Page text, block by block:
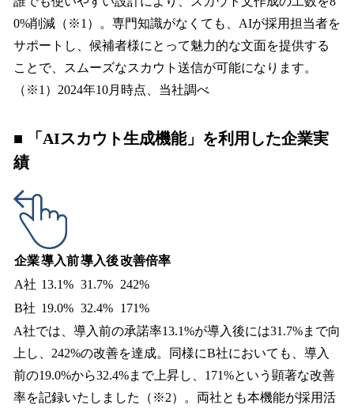
0%削減（※1）。専門知識がなくても、AIが採用担当者を
サポートし、候補者様にとって魅力的な文面を提供する
ことで、スムーズなスカウト送信が可能になります。
（※1）2024年10月時点、当社調べ
■ 「AIスカウト生成機能」を利用した企業実
績
企業導入前導入後改善倍率
A社 13.1% 31.7% 242%
B社 19.0% 32.4% 171%
A社では、導入前の承諾率13.1%が導入後には31.7%まで向
上し、242%の改善を達成。同様にB社においても、導入
前の19.0%から32.4%まで上昇し、171%という顕著な改善
率を記録いたしました（※2）。両社とも本機能が採用活